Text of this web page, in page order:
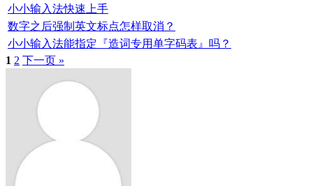
小小输入法快速上手
数字之后强制英文标点怎样取消？
小小输入法能指定『造词专用单字码表』吗？
1 2 下一页 »